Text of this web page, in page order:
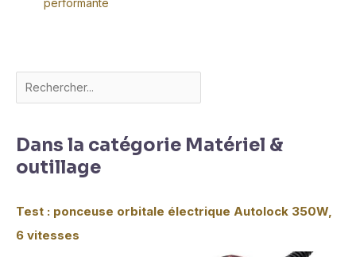
Dans la catégorie Matériel &
outillage
Test : ponceuse orbitale électrique Autolock 350W,
6 vitesses